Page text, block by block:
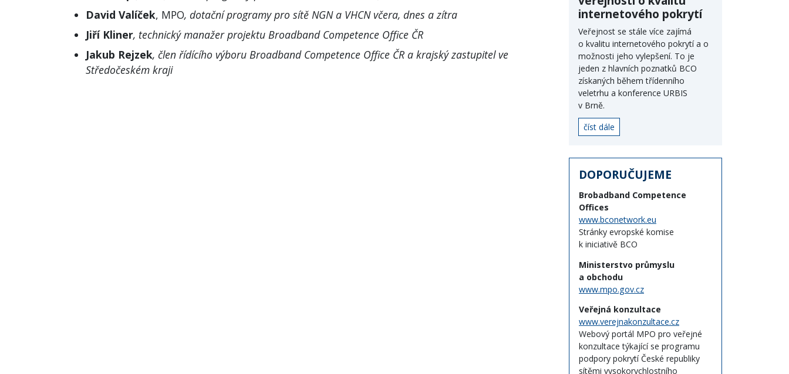
David Valíček, MPO, dotační programy pro sítě NGN a VHCN včera, dnes a zítra
Jiří Kliner, technický manažer projektu Broadband Competence Office ČR
Jakub Rejzek, člen řídícího výboru Broadband Competence Office ČR a krajský zastupitel ve
Středočeském kraji
internetového pokrytí
Veřejnost se stále více zajímá
o kvalitu internetového pokrytí a o
možnosti jeho vylepšení. To je
jeden z hlavních poznatků BCO
získaných během třídenního
veletrhu a konference URBIS
v Brně.
číst dále
DOPORUČUJEME
Brobadband Competence
Offices
www.bconetwork.eu
Stránky evropské komise
k iniciativě BCO
Ministerstvo průmyslu
a obchodu
www.mpo.gov.cz
Veřejná konzultace
www.verejnakonzultace.cz
Webový portál MPO pro veřejné
konzultace týkající se programu
podpory pokrytí České republiky
sítěmi vysokorychlostního